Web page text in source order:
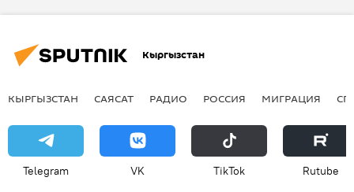
Кыргызстан
КЫРГЫЗСТАН САЯСАТ РАДИО РОССИЯ МИГРАЦИЯ
Telegram VK ТikТоk Rutube